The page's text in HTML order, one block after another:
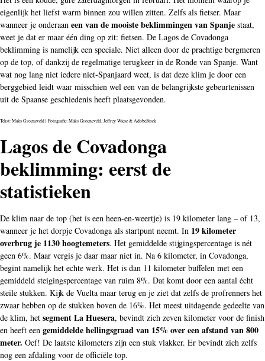
eigenlijk het liefst warm binnen zou willen zitten. Zelfs als fietser. Maar
wanneer je onderaan een van de mooiste beklimmingen van Spanje staat,
weet je dat er maar één ding op zit: fietsen. De Lagos de Covadonga
beklimming is namelijk een speciale. Niet alleen door de prachtige bergmeren
op de top, of dankzij de regelmatige terugkeer in de Ronde van Spanje. Want
wat nog lang niet iedere niet-Spanjaard weet, is dat deze klim je door een
berggebied leidt waar misschien wel een van de belangrijkste gebeurtenissen
uit de Spaanse geschiedenis heeft plaatsgevonden.
Tekst: Maks Groeneveld | Fotografie: Maks Groeneveld, Jeffrey Wiese & AdobeStock
Lagos de Covadonga
beklimming: eerst de
statistieken
De klim naar de top (het is een heen-en-weertje) is 19 kilometer lang – of 13,
wanneer je het dorpje Covadonga als startpunt neemt. In 19 kilometer
overbrug je 1130 hoogtemeters. Het gemiddelde stijgingspercentage is nét
geen 6%. Maar vergis je daar maar niet in. Na 6 kilometer, in Covadonga,
begint namelijk het echte werk. Het is dan 11 kilometer buffelen met een
gemiddeld steigingspercentage van ruim 8%. Dat komt door een aantal écht
steile stukken. Kijk de Vuelta maar terug en je ziet dat zelfs de profrenners het
zwaar hebben op de stukken boven de 16%. Het meest uitdagende gedeelte van
de klim, het segment La Huesera, bevindt zich zeven kilometer voor de finish
en heeft een gemiddelde hellingsgraad van 15% over een afstand van 800
meter. Oef! De laatste kilometers zijn een stuk vlakker. Er bevindt zich zelfs
nog een afdaling voor de officiële top.